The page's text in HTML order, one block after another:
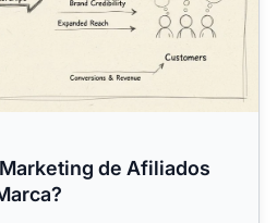
de Afiliados